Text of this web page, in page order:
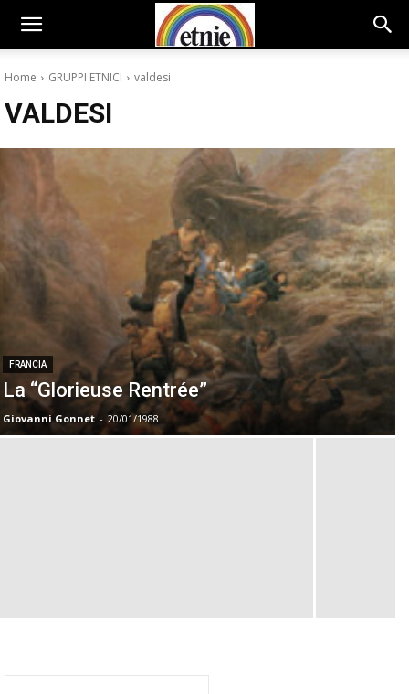
Home GRUPPI ETNICI valdesi
VALDESI
FRANCIA
La “Glorieuse Rentrée”
Giovanni Gonnet - 20/01/1988